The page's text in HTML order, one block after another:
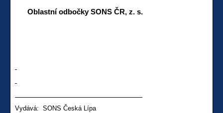
Oblastní odbočky SONS ČR, z. s.
Vydává: SONS Česká Lípa